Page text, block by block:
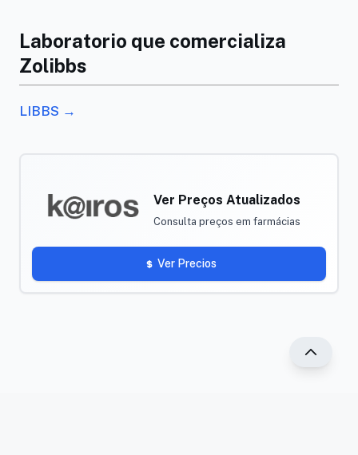
Laboratorio que comercializa
Zolibbs
LIBBS →
Ver Preços Atualizados
Consulta preços em farmácias
Ver Precios